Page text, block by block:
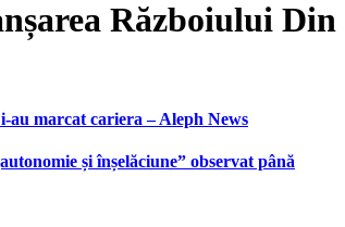
au marcat cariera – Aleph News
și înșelăciune” observat până
Războiului Din